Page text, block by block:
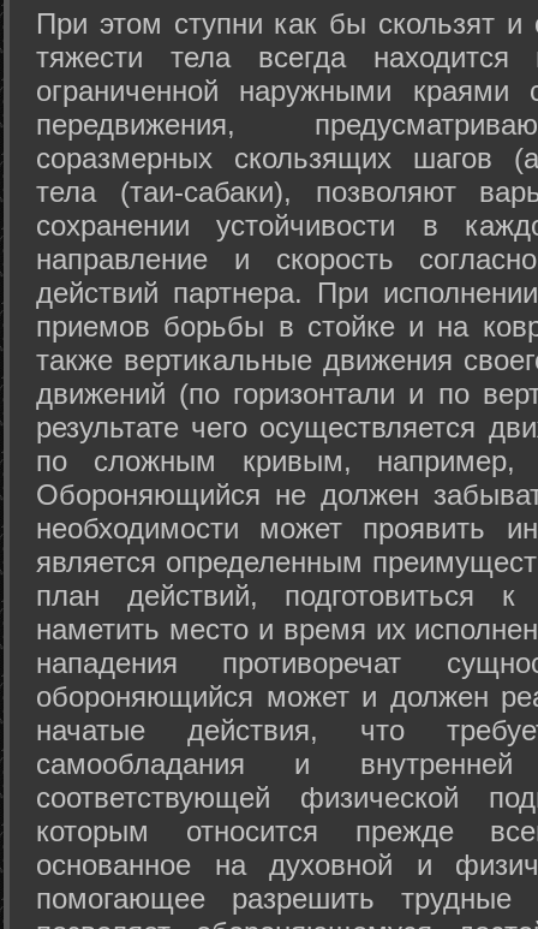
При этом ступни как бы скользят
тяжести тела всегда
ограниченной наружными краями
передвижения,
соразмерных скользящих шагов
тела (таи-сабаки), позволяют
сохранении устойчивости в
направление и скорость
действий партнера. При
приемов борьбы в стойке и на
также вертикальные движения
движений (по горизонтали и по
результате чего осуществляется
по сложным кривым, например,
Обороняющийся не должен
необходимости может проявить
является определенным
план действий, подготовиться
наметить место и время их
нападения противоречат
обороняющийся может и должен
начатые действия, что
самообладания и
соответствующей физической
которым относится прежде
основанное на духовной и
помогающее разрешить